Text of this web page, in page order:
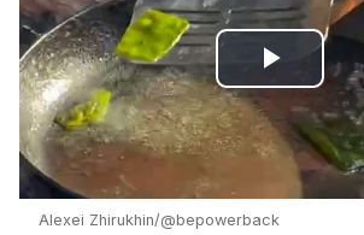
Play
Video
Alexei Zhirukhin/@bepowerback